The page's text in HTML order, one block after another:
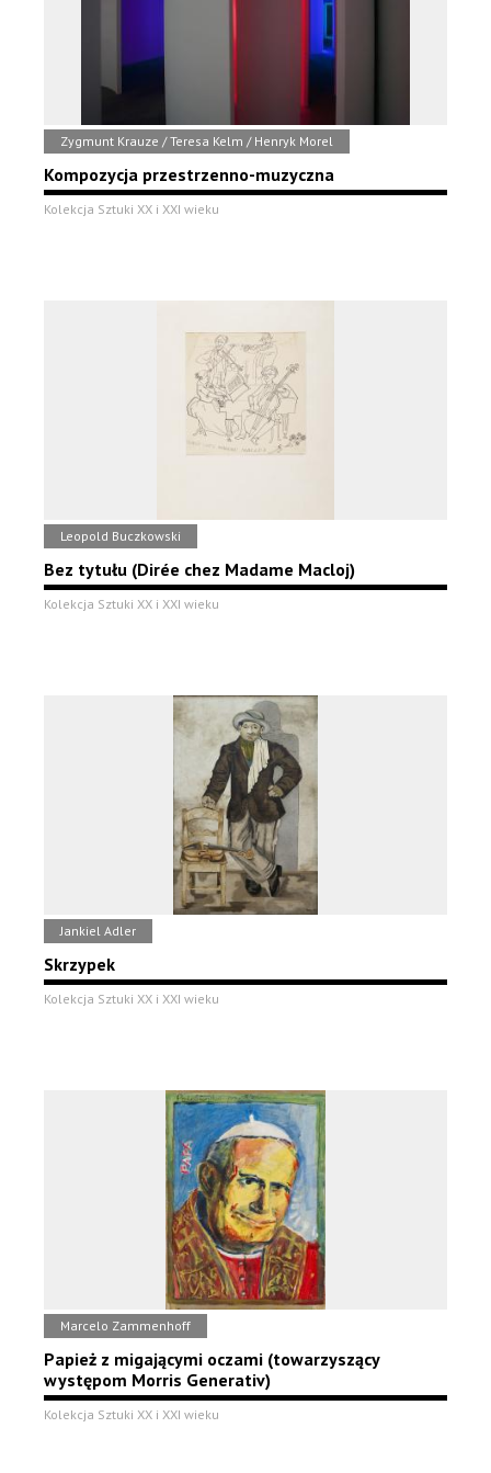
Zygmunt Krauze / Teresa Kelm / Henryk Morel
Kompozycja przestrzenno-muzyczna
Kolekcja Sztuki XX i XXI wieku
Leopold Buczkowski
Bez tytułu (Dirée chez Madame Macloj)
Kolekcja Sztuki XX i XXI wieku
Jankiel Adler
Skrzypek
Kolekcja Sztuki XX i XXI wieku
Marcelo Zammenhoff
Papież z migającymi oczami (towarzyszący
występom Morris Generativ)
Kolekcja Sztuki XX i XXI wieku